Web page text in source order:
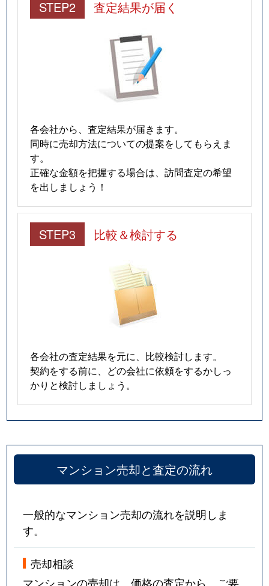
STEP2 査定結果が届く
各会社から、査定結果が届きます。
同時に売却方法についての提案をしてもらえま
す。
正確な金額を把握する場合は、訪問査定の希望
を出しましょう！
STEP3 比較＆検討する
各会社の査定結果を元に、比較検討します。
契約をする前に、どの会社に依頼をするかしっ
かりと検討しましょう。
マンション売却と査定の流れ
一般的なマンション売却の流れを説明しま
す。
売却相談
マンションの売却は、価格の査定から。ご要